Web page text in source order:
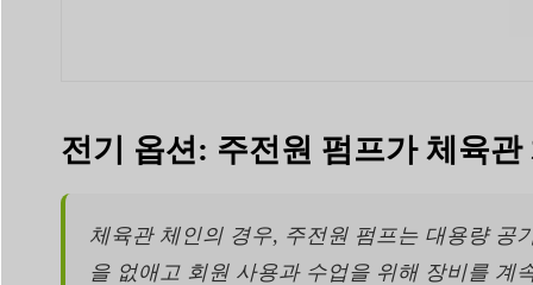
전기 옵션: 주전원 펌프가 체육
체육관 체인의 경우, 주전원 펌프는 대용량 공
을 없애고 회원 사용과 수업을 위해 장비를 계